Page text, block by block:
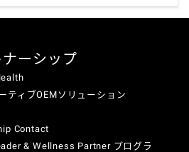
ーシップ
ティブOEMソリューション
Contact
& Wellness Partner プログラ